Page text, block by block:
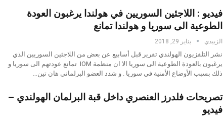
فيديو : اللاجئين السوريين في هولندا يرغبون العودة
الطوعية الى سوريا و هولندا تمانع
الزبيدي يناير 29, 2018
نشر التلفزيون الهولندي تقرير قبل أسابيع عن بعض من اللاجئين السوريين الذي
يرغبون بالعودة الطوعية الى سوريا الا ان منظمة IOM تمانع عودتهم الى سوريا و
ذلك بسبب الأوضاع الأمنية في سوريا . و شدد العضو البرلماني هان تين…
تصريحات فلدرز العنصري داخل قبة البرلمان الهولندي –
فيديو